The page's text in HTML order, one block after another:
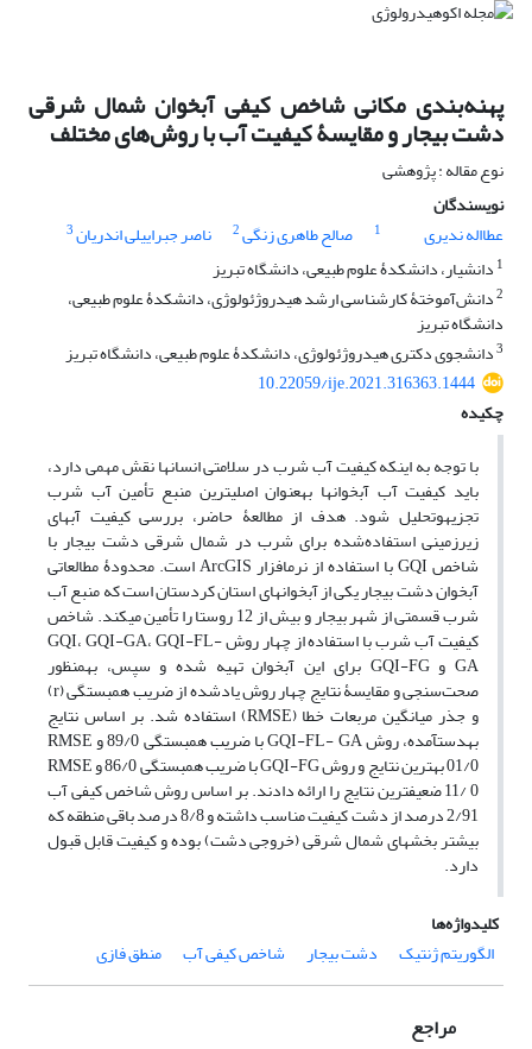
پهنه‌بندی مکانی شاخص کیفی آبخوان شمال شرقی
دشت بیجار و مقایسۀ کیفیت آب با روش‌های مختلف
نوع مقاله : پژوهشی
نویسندگان
عطااله ندیری
1 صالح طاهری زنگی2 ناصر جبراییلی اندریان‌3
1 دانشیار، دانشکدۀ علوم طبیعی، دانشگاه تبریز
2دانش‌آموختۀ کارشناسی ارشد هیدروژئولوژی، دانشکدۀ علوم طبیعی،
دانشگاه تبریز
3دانشجوی دکتری هیدروژئولوژی، دانشکدۀ علوم طبیعی، دانشگاه تبریز
10.22059/ije.2021.316363.1444
چکیده
با توجه به اینکه کیفیت آب شرب در سلامتی انسان‏ها نقش مهمی دارد،
باید کیفیت آب آبخوان‏ها به‏عنوان اصلی‏ترین منبع تأمین آب شرب
تجزیه‏وتحلیل شود. هدف از مطالعۀ حاضر، بررسی کیفیت آب‏های
زیرزمینی استفاده‌شده برای شرب در شمال شرقی دشت بیجار با
شاخص GQI با استفاده از نرم‏افزار ArcGIS است. محدودۀ مطالعاتی
آبخوان دشت بیجار یکی از آبخوان‏های استان کردستان است که منبع آب
شرب قسمتی از شهر بیجار و بیش از 12 روستا را تأمین می‏کند. شاخص
کیفیت آب شرب با استفاده از چهار روش GQI، GQI-GA، GQI-FL-
GA و GQI-FG برای این آبخوان تهیه شده و سپس، به‏منظور
صحت‌سنجی و مقایسۀ نتایج چهار روش یادشده از ضریب همبستگی (r)
و جذر میانگین مربعات خطا (RMSE) استفاده شد. بر اساس نتایج
به‏دست‏آمده، روش GQI-FL- GA با ضریب همبستگی 89/0 و RMSE
01/0 بهترین نتایج و روش GQI-FG با ضریب همبستگی 86/0 و RMSE
11/ 0 ضعیف‏ترین نتایج را ارائه دادند. بر اساس روش شاخص کیفی آب
2/91 درصد از دشت کیفیت مناسب داشته و 8/8 درصد باقی منطقه که
بیشتر بخش‏های شمال شرقی (خروجی دشت) بوده و کیفیت قابل قبول
دارد.
کلیدواژه‌ها
الگوریتم ژنتیک
دشت بیجار شاخص کیفی آب منطق فازی
مراجع